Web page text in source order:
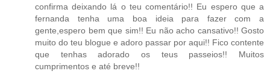
confirma deixando lá o teu comentário!! Eu espero que a
fernanda tenha uma boa ideia para fazer com a
gente,espero bem que sim!! Eu não acho cansativo!! Gosto
muito do teu blogue e adoro passar por aqui!! Fico contente
que tenhas adorado os teus passeios!! Muitos
cumprimentos e até breve!!